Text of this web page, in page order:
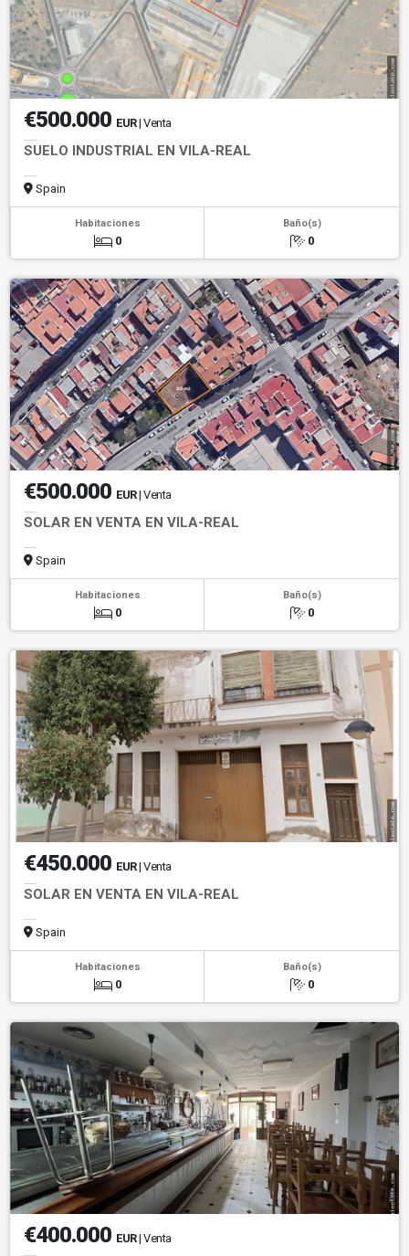
€500.000 EUR| Venta
SUELO INDUSTRIAL EN VILA-REAL
Spain
Habitaciones
0
Baño(s)
0
€500.000 EUR| Venta
SOLAR EN VENTA EN VILA-REAL
Spain
Habitaciones
0
Baño(s)
0
€450.000 EUR| Venta
SOLAR EN VENTA EN VILA-REAL
Spain
Habitaciones
0
Baño(s)
0
€400.000 EUR| Venta